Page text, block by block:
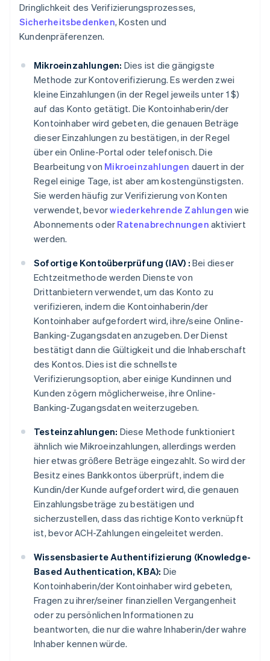
Dringlichkeit des Verifizierungsprozesses,
Sicherheitsbedenken, Kosten und
Kundenpräferenzen.
Mikroeinzahlungen: Dies ist die gängigste
Methode zur Kontoverifizierung. Es werden zwei
kleine Einzahlungen (in der Regel jeweils unter 1 $)
auf das Konto getätigt. Die Kontoinhaberin/der
Kontoinhaber wird gebeten, die genauen Beträge
dieser Einzahlungen zu bestätigen, in der Regel
über ein Online-Portal oder telefonisch. Die
Bearbeitung von Mikroeinzahlungen dauert in der
Regel einige Tage, ist aber am kostengünstigsten.
Sie werden häufig zur Verifizierung von Konten
verwendet, bevorwiederkehrende Zahlungen wie
Abonnements oder Ratenabrechnungen aktiviert
werden.
Sofortige Kontoüberprüfung (IAV) : Bei dieser
Echtzeitmethode werden Dienste von
Drittanbietern verwendet, um das Konto zu
verifizieren, indem die Kontoinhaberin/der
Kontoinhaber aufgefordert wird, ihre/seine Online-
Banking-Zugangsdaten anzugeben. Der Dienst
bestätigt dann die Gültigkeit und die Inhaberschaft
des Kontos. Dies ist die schnellste
Verifizierungsoption, aber einige Kundinnen und
Kunden zögern möglicherweise, ihre Online-
Banking-Zugangsdaten weiterzugeben.
Testeinzahlungen: Diese Methode funktioniert
ähnlich wie Mikroeinzahlungen, allerdings werden
hier etwas größere Beträge eingezahlt. So wird der
Besitz eines Bankkontos überprüft, indem die
Kundin/der Kunde aufgefordert wird, die genauen
Einzahlungsbeträge zu bestätigen und
sicherzustellen, dass das richtige Konto verknüpft
ist, bevor ACH-Zahlungen eingeleitet werden.
Wissensbasierte Authentifizierung (Knowledge-
Based Authentication, KBA): Die
Kontoinhaberin/der Kontoinhaber wird gebeten,
Fragen zu ihrer/seiner finanziellen Vergangenheit
oder zu persönlichen Informationen zu
beantworten, die nur die wahre Inhaberin/der wahre
Inhaber kennen würde.